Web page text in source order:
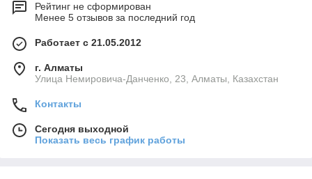
Рейтинг не сформирован
Менее 5 отзывов за последний год
Работает с 21.05.2012
г. Алматы
Улица Немировича-Данченко, 23, Алматы, Казахстан
Контакты
Сегодня выходной
Показать весь график работы